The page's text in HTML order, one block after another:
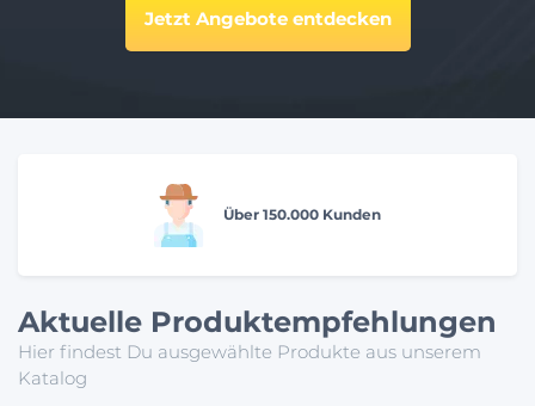
Jetzt Angebote entdecken
Über 150.000 Kunden
Aktuelle Produktempfehlungen
Hier findest Du ausgewählte Produkte aus unserem
Katalog